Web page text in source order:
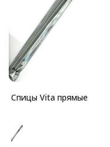
Спицы Vita прямые